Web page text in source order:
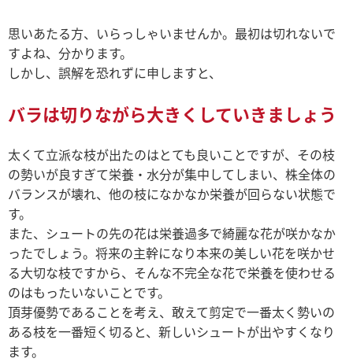
思いあたる方、いらっしゃいませんか。最初は切れないで
すよね、分かります。
しかし、誤解を恐れずに申しますと、
バラは切りながら大きくしていきましょう
太くて立派な枝が出たのはとても良いことですが、その枝
の勢いが良すぎて栄養・水分が集中してしまい、株全体の
バランスが壊れ、他の枝になかなか栄養が回らない状態で
す。
また、シュートの先の花は栄養過多で綺麗な花が咲かなか
ったでしょう。将来の主幹になり本来の美しい花を咲かせ
る大切な枝ですから、そんな不完全な花で栄養を使わせる
のはもったいないことです。
頂芽優勢であることを考え、敢えて剪定で一番太く勢いの
ある枝を一番短く切ると、新しいシュートが出やすくなり
ます。